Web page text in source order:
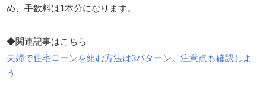
め、手数料は1本分になります。
◆関連記事はこちら
夫婦で住宅ローンを組む方法は3パターン。注意点も確認しよ
う